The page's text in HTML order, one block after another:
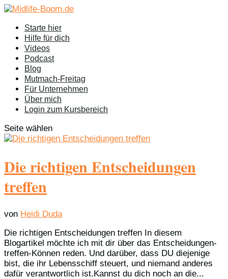
Starte hier
Hilfe für dich
Videos
Podcast
Blog
Mutmach-Freitag
Für Unternehmen
Über mich
Login zum Kursbereich
Seite wählen
Die richtigen Entscheidungen
treffen
von Heidi Duda
Die richtigen Entscheidungen treffen In diesem
Blogartikel möchte ich mit dir über das Entscheidungen-
treffen-Können reden. Und darüber, dass DU diejenige
bist, die ihr Lebensschiff steuert, und niemand anderes
dafür verantwortlich ist.Kannst du dich noch an die...